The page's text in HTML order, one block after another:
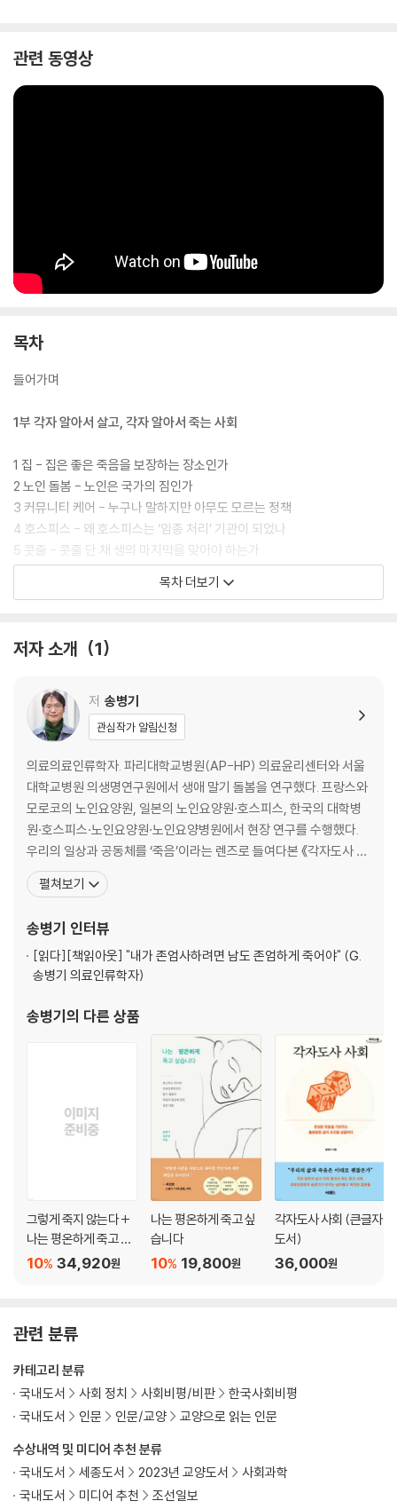
관련 동영상
목차
들어가며
1부 각자 알아서 살고, 각자 알아서 죽는 사회
1 집 - 집은 좋은 죽음을 보장하는 장소인가
2 노인 돌봄 - 노인은 국가의 짐인가
3 커뮤니티 케어 - 누구나 말하지만 아무도 모르는 정책
4 호스피스 - 왜 호스피스는 ‘임종 처리’ 기관이 되었나
5 콧줄 - 콧줄 단 채 생의 마지막을 맞아야 하는가
6 말기 의료결정 - 누구의 목소리에 귀 기울여야 할까
7 안락사 - 왜 어떤 사람들은 스스로 죽음을 앞당기고 싶어 할까
9 무연고자 - 갈 데 없는 삶과 법으로 처리되는 죽음
10 현충원 - 그곳에 ‘보통 사람들’은 없다
11 코로나19 - 국민의 생명을 지킨다는 말은 무엇일까
12 웰다잉 - ‘잘 죽기 위해 잘 살아야 한다’는 말이 감추는 것들
13 냉동 인간 - 초인간적인 미래, 비인간적인 현실
14 영화관 - 함께 죽음을 보면서 삶을 실감하는 곳
목차 더보기
저자 소개 1
저 송병기
관심작가 알림신청
의료의료인류학자. 파리대학교병원(AP-HP) 의료윤리센터와 서울
대학교병원 의생명연구원에서 생애 말기 돌봄을 연구했다. 프랑스와
모로코의 노인요양원, 일본의 노인요양원·호스피스, 한국의 대학병
원·호스피스·노인요양원·노인요양병원에서 현장 연구를 수행했다.
우리의 일상과 공동체를 ‘죽음’이라는 렌즈로 들여다본 《각자도사 사
회》를 집필했으며, 동료들과 함께 《죽는 게 참 어렵습니다》를 썼다.
또한 죽음을 앞둔 이들에게 필요한 현대 의학의 역할과 우리 사회의
가’ 자문을 맡기도 했다. 현재 죽음과 불평등의 관계를 의료, 금
펼쳐보기
송병기 인터뷰
[읽다] [책읽아웃] "내가 존엄사하려면 남도 존엄하게 죽어야" (G.
송병기 의료인류학자)
송병기 의 다른 상품
그렇게 죽지 않는다 +
나는 평온하게 죽고 싶
습니다 세트34,920원
10%
나는 평온하게 죽고 싶
습니다
19,800원
10%
각자도사 사회 (큰글자
도서)
36,000원
관련 분류
수상내역 및 미디어 추천 분류
국내도서
세종도서 2023년 교양도서
사회과학
국내도서
미디어 추천
조선일보
카테고리 분류
국내도서
사회 정치 사회비평/비판
한국사회비평
국내도서
인문 인문/교양 교양으로 읽는 인문